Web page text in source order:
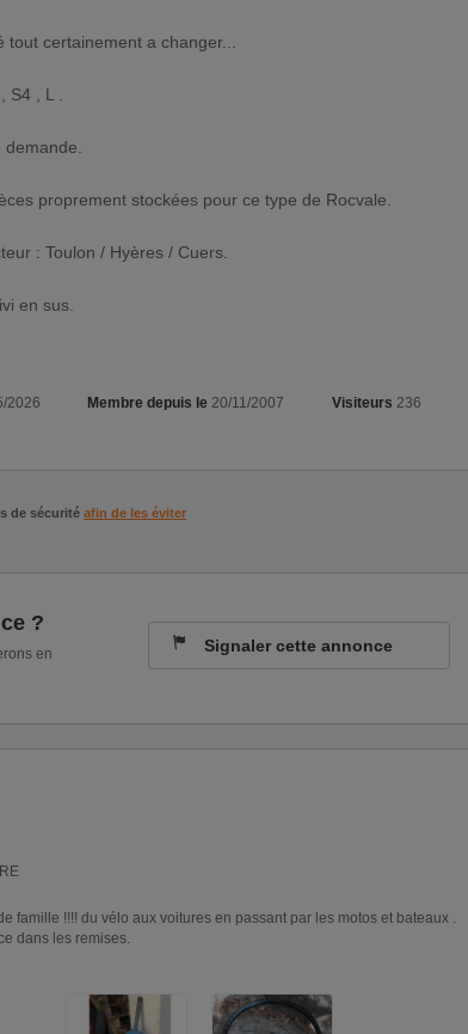
certainement a changer...
, L .
proprement stockées pour ce type de Rocvale.
: Toulon / Hyères / Cuers.
en sus.
2026 Membre depuis le 20/11/2007 Visiteurs 236
de sécurité afin de les éviter
?
en
Signaler cette annonce
famille !!!! du vélo aux voitures en passant par les motos et bateaux .
dans les remises.